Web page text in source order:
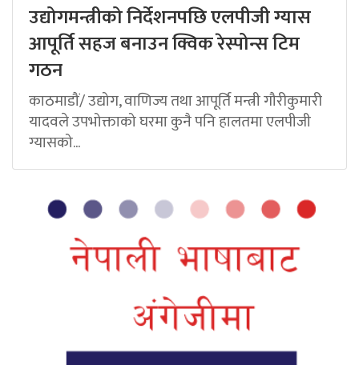
उद्योगमन्त्रीको निर्देशनपछि एलपीजी ग्यास
आपूर्ति सहज बनाउन क्विक रेस्पोन्स टिम
गठन
काठमाडौं/ उद्योग, वाणिज्य तथा आपूर्ति मन्त्री गौरीकुमारी
यादवले उपभोक्ताको घरमा कुनै पनि हालतमा एलपीजी
ग्यासको...